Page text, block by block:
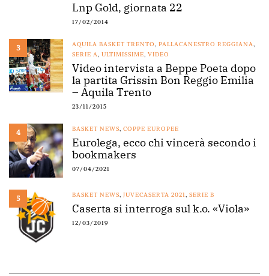
Lnp Gold, giornata 22
17/02/2014
3 AQUILA BASKET TRENTO, PALLACANESTRO REGGIANA,
SERIE A, ULTIMISSIME, VIDEO
Video intervista a Beppe Poeta dopo
la partita Grissin Bon Reggio Emilia
– Aquila Trento
23/11/2015
4 BASKET NEWS, COPPE EUROPEE
Eurolega, ecco chi vincerà secondo i
bookmakers
07/04/2021
5 BASKET NEWS, JUVECASERTA 2021, SERIE B
Caserta si interroga sul k.o. «Viola»
12/03/2019